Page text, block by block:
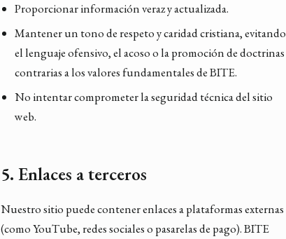
Proporcionar información veraz y actualizada.
Mantener un tono de respeto y caridad cristiana, evitando
el lenguaje ofensivo, el acoso o la promoción de doctrinas
contrarias a los valores fundamentales de BITE.
No intentar comprometer la seguridad técnica del sitio
web.
5. Enlaces a terceros
Nuestro sitio puede contener enlaces a plataformas externas
(como YouTube, redes sociales o pasarelas de pago). BITE